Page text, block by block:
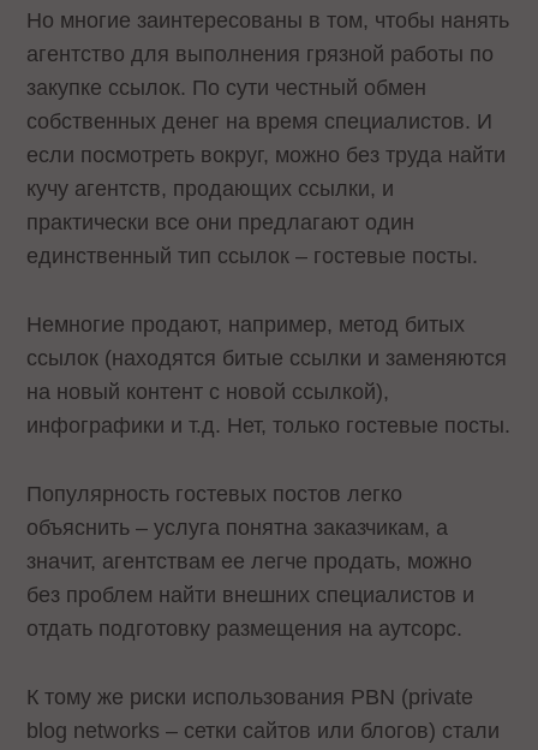
Но многие заинтересованы в том, чтобы нанять
агентство для выполнения грязной работы по
закупке ссылок. По сути честный обмен
собственных денег на время специалистов. И
если посмотреть вокруг, можно без труда найти
кучу агентств, продающих ссылки, и
практически все они предлагают один
единственный тип ссылок – гостевые посты.
Немногие продают, например, метод битых
ссылок (находятся битые ссылки и заменяются
на новый контент с новой ссылкой),
инфографики и т.д. Нет, только гостевые посты.
Популярность гостевых постов легко
объяснить – услуга понятна заказчикам, а
значит, агентствам ее легче продать, можно
без проблем найти внешних специалистов и
отдать подготовку размещения на аутсорс.
К тому же риски использования PBN (private
blog networks – сетки сайтов или блогов) стали